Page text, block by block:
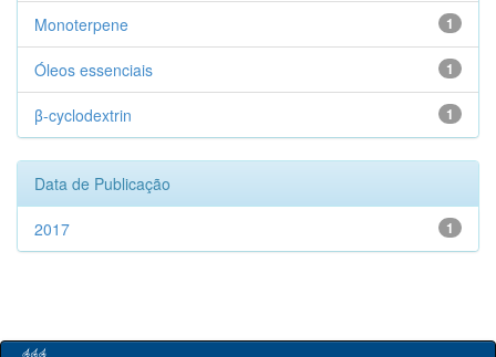
1
Monoterpene
1
Óleos essenciais
1
β-cyclodextrin
Data de Publicação
1
2017